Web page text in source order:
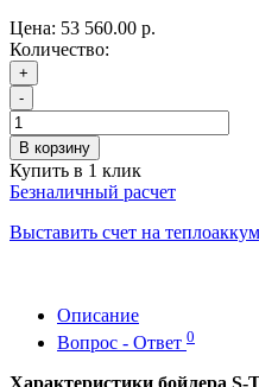
Цена: 53 560.00 р.
Количество:
+
-
В корзину
Купить в 1 клик
Безналичный расчет
Выставить счет на
Описание
Вопрос - Ответ 0
Характеристики бойлера